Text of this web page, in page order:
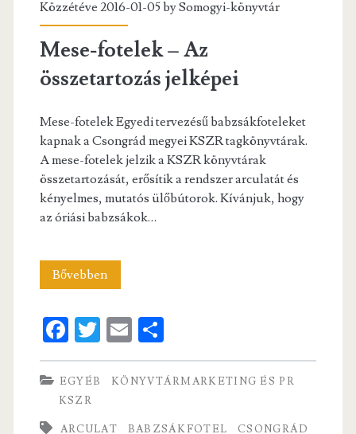
Közzétéve 2016-01-05 bySomogyi-könyvtár
Mese-fotelek – Az
összetartozás jelképei
Mese-fotelek Egyedi tervezésű babzsákfoteleket
kapnak a Csongrád megyei KSZR tagkönyvtárak.
A mese-fotelek jelzik a KSZR könyvtárak
összetartozását, erősítik a rendszer arculatát és
kényelmes, mutatós ülőbútorok. Kívánjuk, hogy
az óriási babzsákok…
BővebbenMese-
–
Az
összetartozás
Fa
ce
b
o
T
w
itt
E
m
ai
S
ha
re
EGYÉB
KÖNYVTÁRMARKETING ÉS PR
KSZR
ARCULAT BABZSÁKFOTEL CSONGRÁD